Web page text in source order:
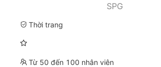
SPG
Thời trang
Từ 50 đến 100 nhân viên